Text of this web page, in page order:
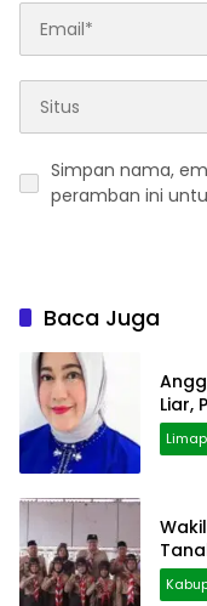
Simpan nama,
peramban ini
Baca Juga
Liar,